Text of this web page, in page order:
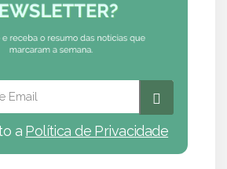
a Política de Privacidade